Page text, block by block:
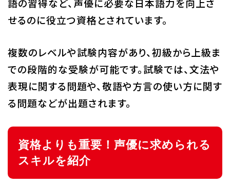
語の習得など、声優に必要な日本語力を向上さ
せるのに役立つ資格とされています。
複数のレベルや試験内容があり、初級から上級ま
での段階的な受験が可能です。試験では、文法や
表現に関する問題や、敬語や方言の使い方に関す
る問題などが出題されます。
資格よりも重要！声優に求められる
スキルを紹介